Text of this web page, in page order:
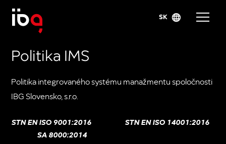
SK
Politika IMS
Politika integrovaného systému manažmentu spoločnosti
IBG Slovensko, s.r.o.
STN EN ISO 9001:2016 STN EN ISO 14001:2016
SA 8000:2014